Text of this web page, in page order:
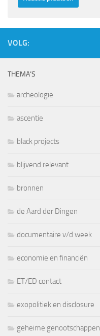
VOLG:
THEMA’S
archeologie
ascentie
black projects
blijvend relevant
bronnen
de Aard der Dingen
documentaire v/d week
economie en financiën
ET/ED contact
exopolitiek en disclosure
geheime genootschappen